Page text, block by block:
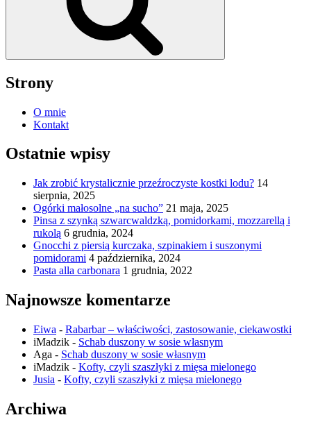
Strony
O mnie
Kontakt
Ostatnie wpisy
Jak zrobić krystalicznie przeźroczyste kostki lodu? 14
sierpnia, 2025
Ogórki małosolne „na sucho” 21 maja, 2025
Pinsa z szynką szwarcwaldzką, pomidorkami, mozzarellą i
rukolą 6 grudnia, 2024
Gnocchi z piersią kurczaka, szpinakiem i suszonymi
pomidorami 4 października, 2024
Pasta alla carbonara 1 grudnia, 2022
Najnowsze komentarze
Eiwa - Rabarbar – właściwości, zastosowanie, ciekawostki
iMadzik - Schab duszony w sosie własnym
Aga - Schab duszony w sosie własnym
iMadzik - Kofty, czyli szaszłyki z mięsa mielonego
Jusia - Kofty, czyli szaszłyki z mięsa mielonego
Archiwa